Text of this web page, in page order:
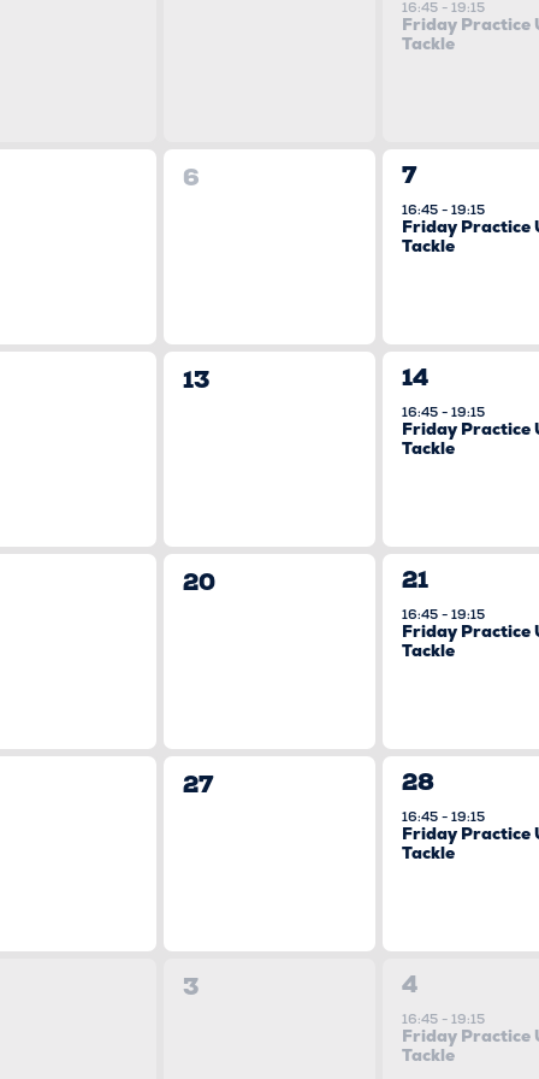
16:45 -19:15
Friday Practice
Tackle
0
6
1
7
16:45-19:15
Friday Practice
Tackle
0
13
1
14
16:45-19:15
Friday Practice
Tackle
0
20
1
21
16:45-19:15
Friday Practice
Tackle
0
27
1
28
16:45-19:15
Friday Practice
Tackle
0
3
1
4
16:45 -19:15
Friday Practice
Tackle